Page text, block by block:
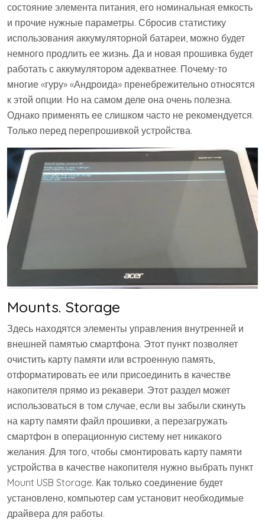
состояние элемента питания, его номинальная емкость
и прочие нужные параметры. Сбросив статистику
использования аккумуляторной батареи, можно будет
немного продлить ее жизнь. Да и новая прошивка будет
работать с аккумулятором адекватнее. Почему-то
многие «гуру» «Андроида» пренебрежительно относятся
к этой опции. Но на самом деле она очень полезна.
Однако применять ее слишком часто не рекомендуется.
Только перед перепрошивкой устройства.
Mounts. Storage
Здесь находятся элементы управления внутренней и
внешней памятью смартфона. Этот пункт позволяет
очистить карту памяти или встроенную память,
отформатировать ее или присоединить в качестве
накопителя прямо из рекавери. Этот раздел может
использоваться в том случае, если вы забыли скинуть
на карту памяти файл прошивки, а перезагружать
смартфон в операционную систему нет никакого
желания. Для того, чтобы смонтировать карту памяти
устройства в качестве накопителя нужно выбрать пункт
Mount USB Storage. Как только соединение будет
установлено, компьютер сам установит необходимые
драйвера для работы.